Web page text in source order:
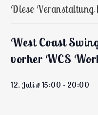
Diese Veranstaltung
West Coast
vorher WCS
12. Juli @ 15:00 - 20:00